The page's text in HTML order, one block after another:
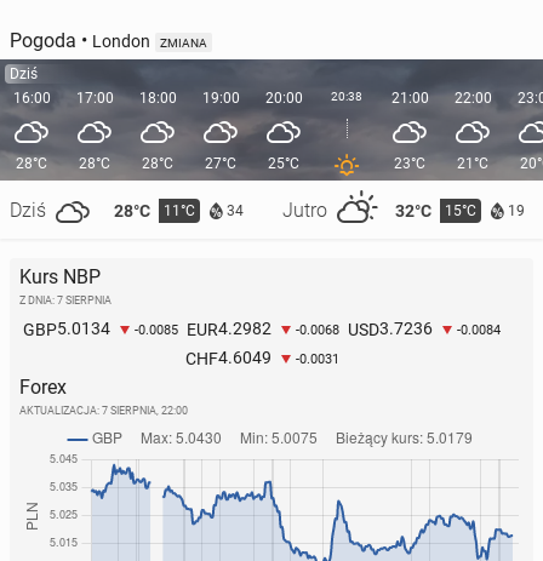
Pogoda • London ZMIANA
Dziś
16:00
28°C
Dziś 28°C 11°C 34 Jutro 32°C 15°C 19
17:00
28°C
18:00
28°C
19:00
27°C
20:00
25°C
20:38 21:00
23°C
22:00
21°C
Kurs NBP
Z DNIA: 7 SIERPNIA
GBP5.0134 -0.0085 EUR4.2982 -0.0068 USD3.7236 -0.0084
CHF4.6049 -0.0031
Forex
AKTUALIZACJA: 7 SIERPNIA, 22:00